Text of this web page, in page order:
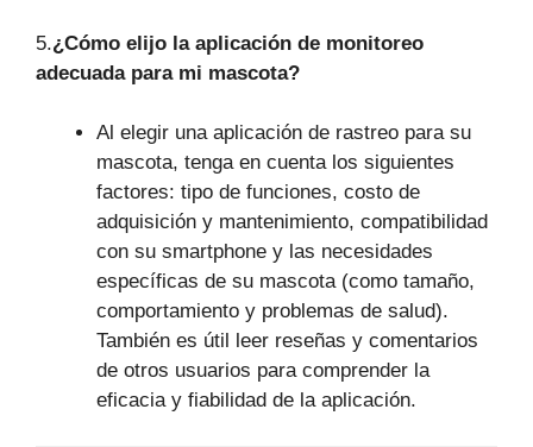
5.¿Cómo elijo la aplicación de monitoreo
adecuada para mi mascota?
Al elegir una aplicación de rastreo para su
mascota, tenga en cuenta los siguientes
factores: tipo de funciones, costo de
adquisición y mantenimiento, compatibilidad
con su smartphone y las necesidades
específicas de su mascota (como tamaño,
comportamiento y problemas de salud).
También es útil leer reseñas y comentarios
de otros usuarios para comprender la
eficacia y fiabilidad de la aplicación.